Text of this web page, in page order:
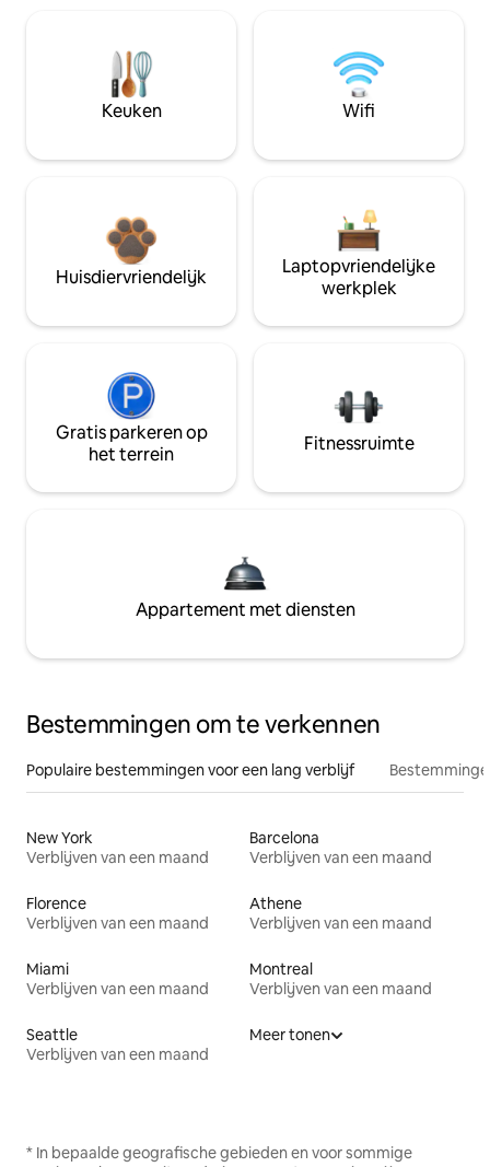
Keuken Wifi
Huisdiervriendelijk
Laptopvriendelijke
werkplek
Gratis parkeren op
het terrein
Fitnessruimte
Appartement met diensten
Bestemmingen om te verkennen
Populaire bestemmingen voor een lang verblijf
New York
Verblijven van een maand
Barcelona
Verblijven van een maand
Florence
Verblijven van een maand
Athene
Verblijven van een maand
Miami
Verblijven van een maand
Montreal
Verblijven van een maand
Seattle
Verblijven van een maand
Meer tonen
* In bepaalde geografische gebieden en voor sommige